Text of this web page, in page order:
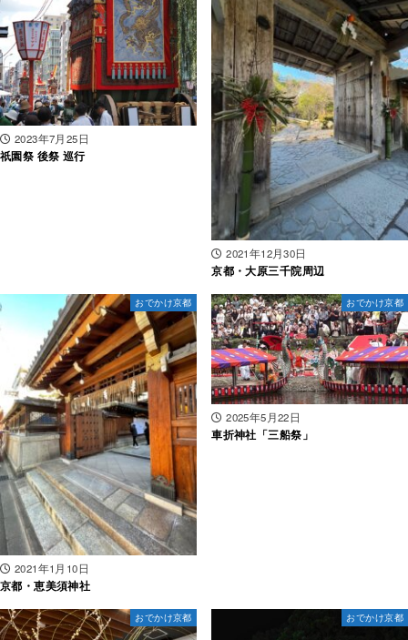
2023年7月25日
祇園祭 後祭 巡行
2021年12月30日
京都・大原三千院周辺
おでかけ京都
2021年1月10日
京都・恵美須神社
おでかけ京都
2025年5月22日
車折神社「三船祭」
おでかけ京都 おでかけ京都